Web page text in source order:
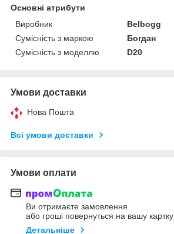
Основні атрибути
Виробник
Belbogg
Сумісність з маркою
Богдан
Сумісність з моделлю
D20
Умови доставки
Нова Пошта
Всі умови доставки
Умови оплати
Ви отримаєте замовлення
або гроші повернуться на вашу картку
Детальніше